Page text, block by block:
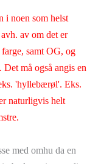
i noen som helst
av om det er
samt OG, og
må også angis en
'hyllebærøl'. Eks.
naturligvis helt
med omhu da en